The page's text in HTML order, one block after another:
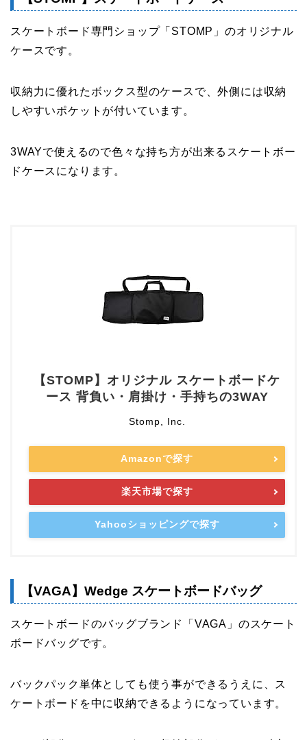
スケートボード専門ショップ「STOMP」のオリジナル
ケースです。
収納力に優れたボックス型のケースで、外側には収納
しやすいポケットが付いています。
3WAYで使えるので色々な持ち方が出来るスケートボー
ドケースになります。
【STOMP】オリジナル スケートボードケ
ース 背負い・肩掛け・手持ちの3WAY
Stomp, Inc.
Amazonで探す
楽天市場で探す
Yahooショッピングで探す
【VAGA】Wedge スケートボードバッグ
スケートボードのバッグブランド「VAGA」のスケート
ボードバッグです。
バックパック単体としても使う事ができるうえに、ス
ケートボードを中に収納できるようになっています。